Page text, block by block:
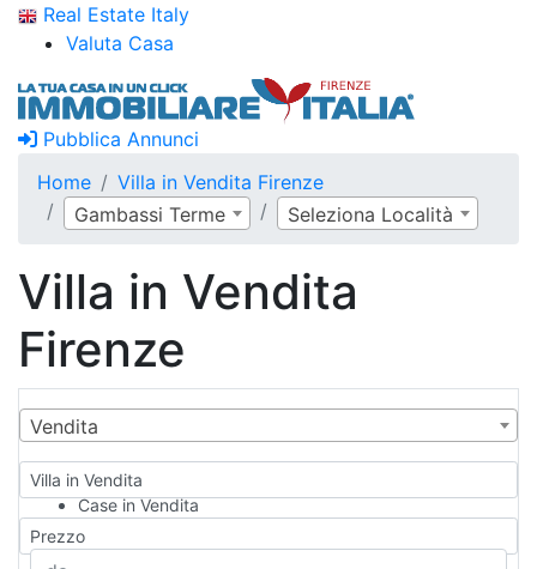
Real Estate Italy
Valuta Casa
Pubblica Annunci
Home
Villa in Vendita Firenze
Gambassi Terme
Seleziona Località
Villa in Vendita
Firenze
Vendita
Villa in Vendita
Case in Vendita
Qualsiasi
Appartamento
Prezzo